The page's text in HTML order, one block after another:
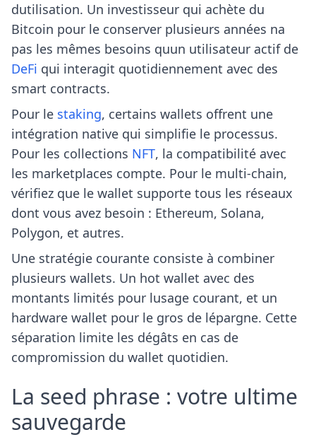
dutilisation. Un investisseur qui achète du
Bitcoin pour le conserver plusieurs années na
pas les mêmes besoins quun utilisateur actif de
DeFi qui interagit quotidiennement avec des
smart contracts.
Pour le staking, certains wallets offrent une
intégration native qui simplifie le processus.
Pour les collections NFT, la compatibilité avec
les marketplaces compte. Pour le multi-chain,
vérifiez que le wallet supporte tous les réseaux
dont vous avez besoin : Ethereum, Solana,
Polygon, et autres.
Une stratégie courante consiste à combiner
plusieurs wallets. Un hot wallet avec des
montants limités pour lusage courant, et un
hardware wallet pour le gros de lépargne. Cette
séparation limite les dégâts en cas de
compromission du wallet quotidien.
La seed phrase : votre ultime
sauvegarde